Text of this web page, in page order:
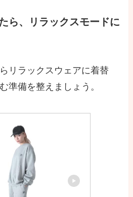
ら、リラックスモードに
リラックスウェアに着替
準備を整えましょう。